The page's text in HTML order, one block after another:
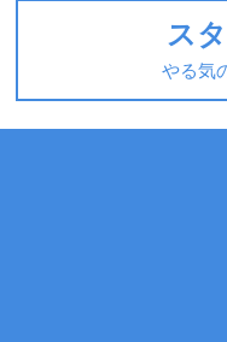
ス
やる気